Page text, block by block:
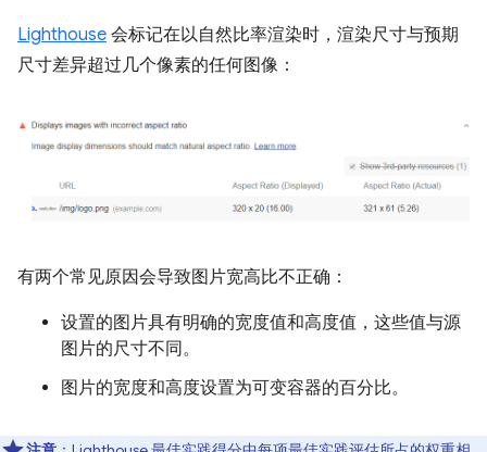
Lighthouse 会标记在以自然比率渲染时，渲染尺寸与预期
尺寸差异超过几个像素的任何图像：
有两个常见原因会导致图片宽高比不正确：
设置的图片具有明确的宽度值和高度值，这些值与源
图片的尺寸不同。
图片的宽度和高度设置为可变容器的百分比。